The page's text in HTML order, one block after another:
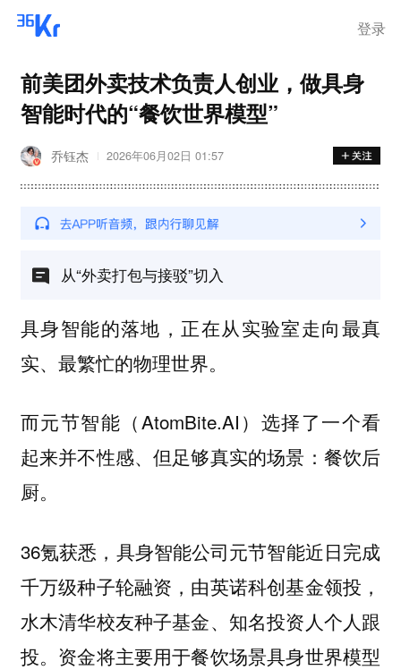
登录
前美团外卖技术负责人创业，做具身
智能时代的“餐饮世界模型”
乔钰杰 2026年06月02日 01:57
从“外卖打包与接驳”切入
具身智能的落地，正在从实验室走向最真
实、最繁忙的物理世界。
而元节智能（AtomBite.AI）选择了一个看
起来并不性感、但足够真实的场景：餐饮后
厨。
36氪获悉，具身智能公司元节智能近日完成
千万级种子轮融资，由英诺科创基金领投，
水木清华校友种子基金、知名投资人个人跟
投。资金将主要用于餐饮场景具身世界模型